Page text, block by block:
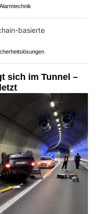
sich im Tunnel –